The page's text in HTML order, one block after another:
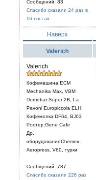
Сообщений: 83
Спасибо сказали 24 раз в
16 постах
Наверх
Valerich
Valerich
Кофемашина:ECM
Mechanika Max, VBM
Domobar Super 2B, La
Pavoni Europiccola ELH
Кофемолка:DF64, BJ63
Ростер:Gene Cafe
Др.
оборудованиеChemex,
Aeropress, V60, турки
Сообщений: 787
Спасибо сказали 226 раз